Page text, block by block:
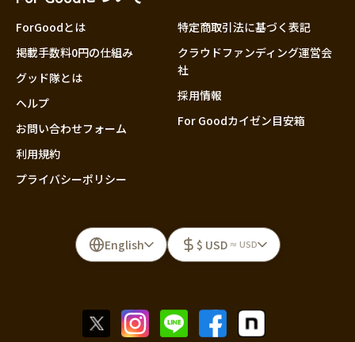
ForGoodとは
掲載手数料0円の仕組み
グッド隊とは
ヘルプ
お問い合わせフォーム
利用規約
プライバシーポリシー
特定商取引法に基づく表記
クラウドファンディング運営会
社
採用情報
For Goodカイゼン目安箱
English $ USD ≈ USD